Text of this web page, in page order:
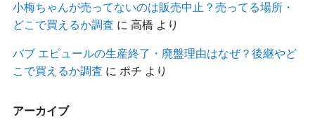
小梅ちゃんが売ってないのは販売中止？売ってる場所・
どこで買えるか調査 に 高橋 より
バブ エピュールの生産終了・廃盤理由はなぜ？後継やど
こで買えるか調査 に ポチ より
アーカイブ